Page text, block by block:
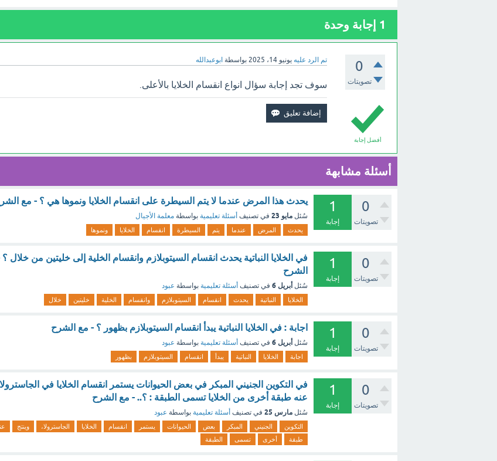
1 إجابة وحدة
0
تصويتات
تم الرد عليه يونيو 14، 2025 بواسطة ابوعبدالله
أفضل إجابة
سوف تجد إجابة سؤال انواع انقسام الخلايا بالأعلى.
أسئلة مشابهة
0
تصويتات
1
إجابة
‏يحدث هذا المرض عندما لا يتم السيطرة على انقسام الخلايا ونموها هي ؟ - مع
سُئل مايو 23 في تصنيف أسئلة تعليمية بواسطة معلمة الأجيال
يحدث المرض عندما يتم السيطرة انقسام الخلايا ونموها
0
تصويتات
1
إجابة
في الخلايا النباتية يحدث انقسام السيتوبلازم وانقسام الخلية إلى خليتين من خلال
الشرح
سُئل أبريل 6 في تصنيف أسئلة تعليمية بواسطة عبود
الخلايا النباتية يحدث انقسام السيتوبلازم وانقسام الخلية خليتين خلال
0
تصويتات
1
إجابة
اجابة : في الخلايا النباتية يبدأ انقسام السيتوبلازم بظهور ؟ - مع الشرح
سُئل أبريل 6 في تصنيف أسئلة تعليمية بواسطة عبود
اجابة الخلايا النباتية يبدأ انقسام السيتوبلازم بظهور
0
تصويتات
1
إجابة
في التكوين الجنيني المبكر في بعض الحيوانات يستمر انقسام الخلايا في
عنه طبقة أخرى من الخلايا تسمى الطبقة : ؟.. - مع الشرح
سُئل مارس 25 في تصنيف أسئلة تعليمية بواسطة عبود
التكوين الجنيني المبكر بعض الحيوانات يستمر انقسام الخلايا الجاسترولا، وينتج
طبقة
أخرى تسمى الطبقة